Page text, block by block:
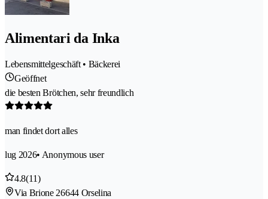
Alimentari da Inka
Lebensmittelgeschäft • Bäckerei
Geöffnet
die besten Brötchen, sehr freundlich
man findet dort alles
lug 2026• Anonymous user
4.8(11)
Via Brione 26644 Orselina